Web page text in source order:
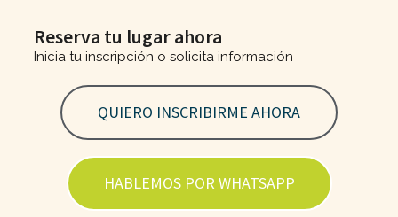
Reserva tu lugar ahora
Inicia tu inscripción o solicita información
QUIERO INSCRIBIRME AHORA
HABLEMOS POR WHATSAPP